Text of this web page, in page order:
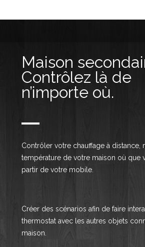
Maison
Contrôlez là de
n’importe où.
Contrôler votre chauffage à distance,
température de votre maison où que
partir de votre mobile.
Créer des scénarios afin de faire
thermostat avec les autres objets
maison.